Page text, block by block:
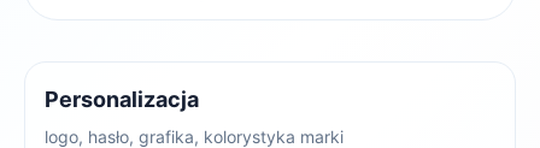
Personalizacja
logo, hasło, grafika, kolorystyka marki